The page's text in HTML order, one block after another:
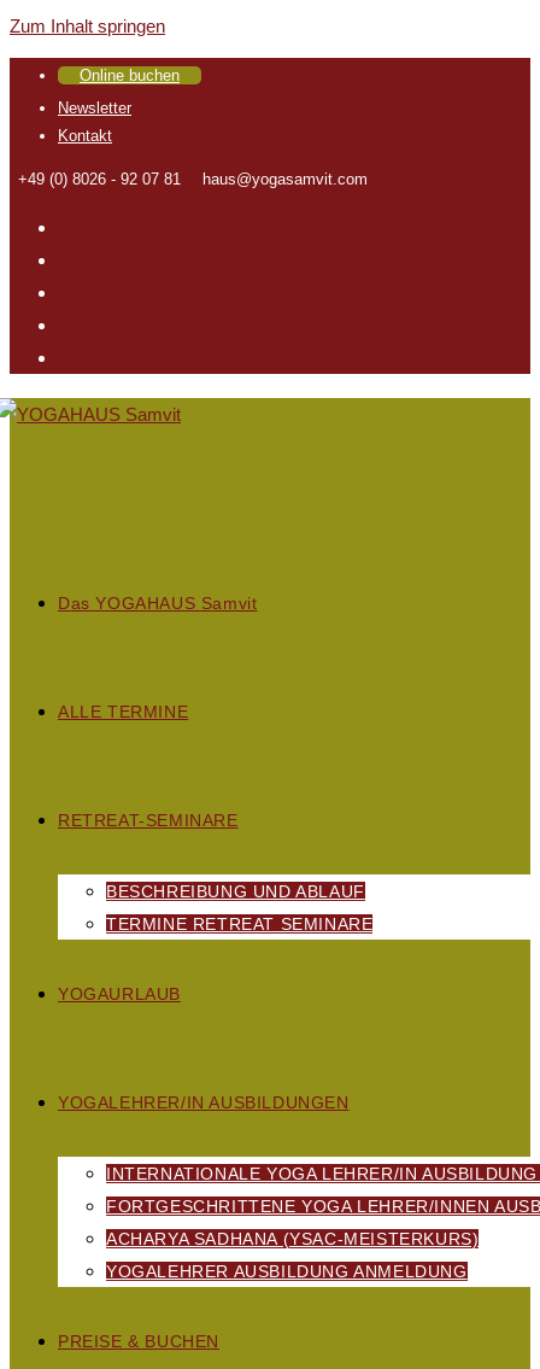
Zum Inhalt springen
Online buchen
Newsletter
Kontakt
+49 (0) 8026 - 92 07 81 haus@yogasamvit.com
Das YOGAHAUS Samvit
ALLE TERMINE
RETREAT-SEMINARE
BESCHREIBUNG UND ABLAUF
TERMINE RETREAT SEMINARE
YOGAURLAUB
YOGALEHRER/IN AUSBILDUNGEN
INTERNATIONALE YOGA LEHRER/IN
FORTGESCHRITTENE YOGA LEHRER/INNEN
ACHARYA SADHANA (YSAC-MEISTERKURS)
YOGALEHRER AUSBILDUNG ANMELDUNG
PREISE & BUCHEN